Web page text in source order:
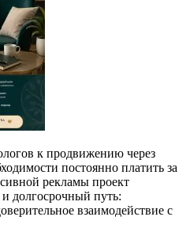
к продвижению через
постоянно платить за
рекламы проект
долгосрочный путь:
взаимодействие с